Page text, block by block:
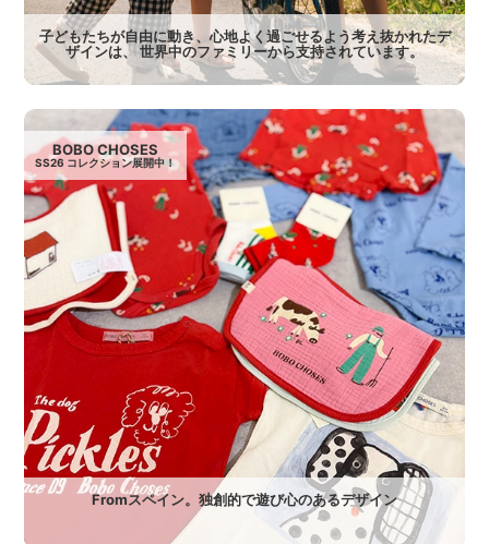
子どもたちが自由に動き、心地よく過ごせるよう考え抜かれたデ
ザインは、 世界中のファミリーから支持されています。
BOBO CHOSES
SS26 コレクション展開中！
Fromスペイン。独創的で遊び心のあるデザイン